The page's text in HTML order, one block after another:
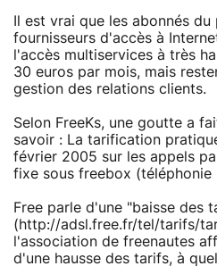
Il est vrai que les abonnés
fournisseurs d'accès à
l'accès multiservices à très
30 euros par mois, mais
gestion des relations clients.
Selon FreeKs, une goutte a
savoir : La tarification
février 2005 sur les appels
fixe sous freebox (téléphonie
Free parle d'une "baisse des
(http://adsl.free.fr/tel/tarifs/
l'association de freenautes
d'une hausse des tarifs, à